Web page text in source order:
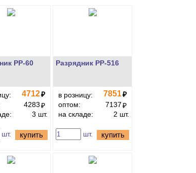
РР-60
4712₽
4283₽
3 шт.
шт. купить
Разрядник РР-516
в розницу: 7851₽
оптом:
7137₽
на складе:
2 шт.
шт. купить